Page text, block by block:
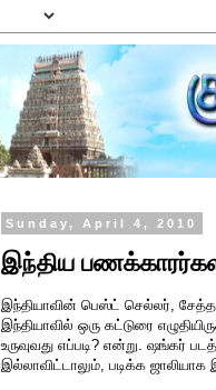
Sunday, April 4, 2010
இந்திய
இந்தியாவின் பெஸ்ட் செல்லர்,
இந்தியாவில் ஒரு கட்டுரை
உருவுவது எப்படி? என்று. ஷங்கர்
இல்லாவிட்டாலும், படிக்க ஜாலியாக